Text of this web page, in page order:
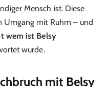
Mensch ist. Diese
Umgang mit Ruhm – und
wem ist Belsy
wurde.
mit Belsy